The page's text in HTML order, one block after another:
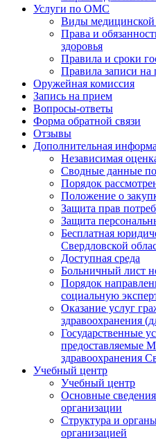
Услуги по ОМС
Виды
Права и
здоровья
Правила и сроки
Правила записи на
Оружейная комиссия
Запись на прием
Вопросы-ответы
Форма обратной связи
Отзывы
Дополнительная
Независимая
Сводные данные
Порядок
Положение о
Защита прав
Защита
Бесплатная
Свердловской
Доступная среда
Больничный лист
Порядок
социальную
Оказание услуг
здравоохранения
Государственные
предоставляемые
здравоохранения
Учебный центр
Учебный центр
Основные
организации
Структура и
организацией